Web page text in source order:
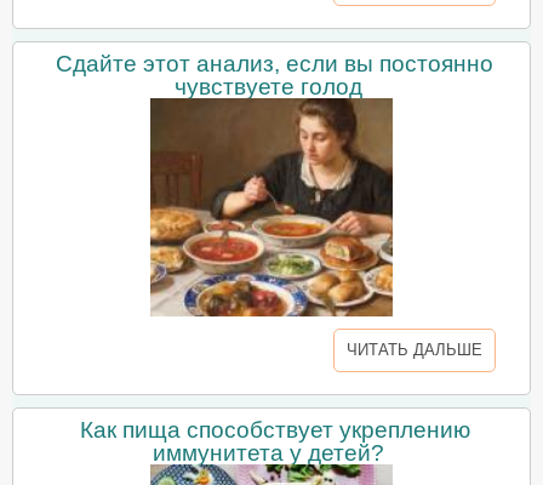
Сдайте этот анализ, если вы постоянно
чувствуете голод
ЧИТАТЬ ДАЛЬШЕ
Как пища способствует укреплению
иммунитета у детей?